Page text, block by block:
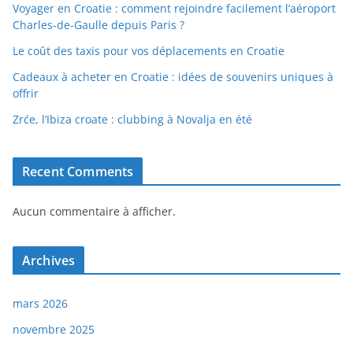
Voyager en Croatie : comment rejoindre facilement l’aéroport
Charles-de-Gaulle depuis Paris ?
Le coût des taxis pour vos déplacements en Croatie
Cadeaux à acheter en Croatie : idées de souvenirs uniques à
offrir
Zrće, l’Ibiza croate : clubbing à Novalja en été
Recent Comments
Aucun commentaire à afficher.
Archives
mars 2026
novembre 2025